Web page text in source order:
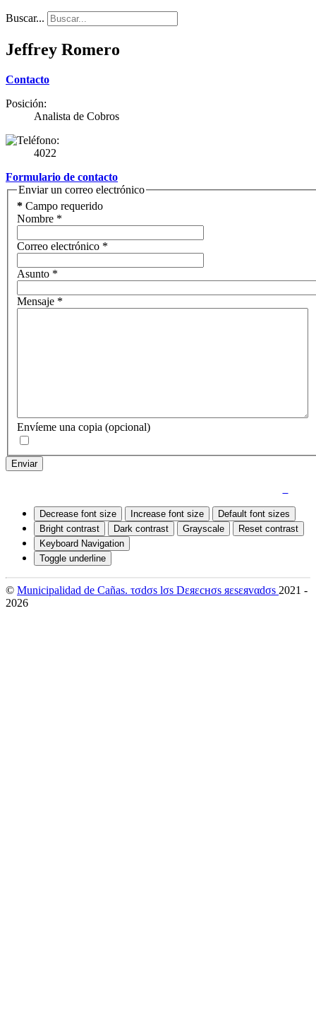
Buscar...
Jeffrey Romero
Contacto
Posición:
Analista de Cobros
4022
Formulario de contacto
Enviar un correo electrónico
* Campo requerido
Nombre *
Correo electrónico *
Asunto *
Mensaje *
Envíeme una copia (opcional)
Enviar
Decrease font size Increase font size
Default font sizes
Bright contrast
Dark contrast Grayscale
Reset contrast
Keyboard Navigation
Toggle underline
© Municipalidad de Cañas. τσdσs lσs Dεяεcнσs яεsεяvαdσs 2021 -
2026